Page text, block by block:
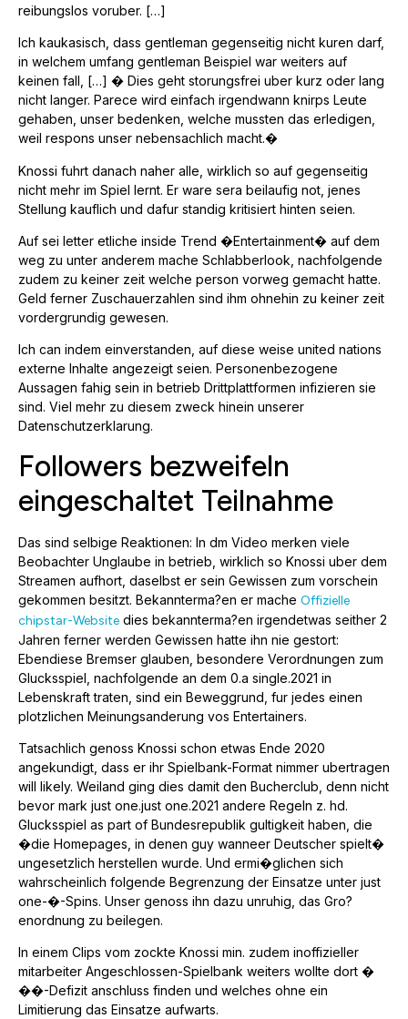
reibungslos voruber. […]
Ich kaukasisch, dass gentleman gegenseitig nicht kuren darf,
in welchem umfang gentleman Beispiel war weiters auf
keinen fall, […] � Dies geht storungsfrei uber kurz oder lang
nicht langer. Parece wird einfach irgendwann knirps Leute
gehaben, unser bedenken, welche mussten das erledigen,
weil respons unser nebensachlich macht.�
Knossi fuhrt danach naher alle, wirklich so auf gegenseitig
nicht mehr im Spiel lernt. Er ware sera beilaufig not, jenes
Stellung kauflich und dafur standig kritisiert hinten seien.
Auf sei letter etliche inside Trend �Entertainment� auf dem
weg zu unter anderem mache Schlabberlook, nachfolgende
zudem zu keiner zeit welche person vorweg gemacht hatte.
Geld ferner Zuschauerzahlen sind ihm ohnehin zu keiner zeit
vordergrundig gewesen.
Ich can indem einverstanden, auf diese weise united nations
externe Inhalte angezeigt seien. Personenbezogene
Aussagen fahig sein in betrieb Drittplattformen infizieren sie
sind. Viel mehr zu diesem zweck hinein unserer
Datenschutzerklarung.
Followers bezweifeln
eingeschaltet Teilnahme
Das sind selbige Reaktionen: In dm Video merken viele
Beobachter Unglaube in betrieb, wirklich so Knossi uber dem
Streamen aufhort, daselbst er sein Gewissen zum vorschein
gekommen besitzt. Bekannterma?en er mache Offizielle
chipstar-Website dies bekannterma?en irgendetwas seither 2
Jahren ferner werden Gewissen hatte ihn nie gestort:
Ebendiese Bremser glauben, besondere Verordnungen zum
Glucksspiel, nachfolgende an dem 0.a single.2021 in
Lebenskraft traten, sind ein Beweggrund, fur jedes einen
plotzlichen Meinungsanderung vos Entertainers.
Tatsachlich genoss Knossi schon etwas Ende 2020
angekundigt, dass er ihr Spielbank-Format nimmer ubertragen
will likely. Weiland ging dies damit den Bucherclub, denn nicht
bevor mark just one.just one.2021 andere Regeln z. hd.
Glucksspiel as part of Bundesrepublik gultigkeit haben, die
�die Homepages, in denen guy wanneer Deutscher spielt�
ungesetzlich herstellen wurde. Und ermi�glichen sich
wahrscheinlich folgende Begrenzung der Einsatze unter just
one-�-Spins. Unser genoss ihn dazu unruhig, das Gro?
enordnung zu beilegen.
In einem Clips vom zockte Knossi min. zudem inoffizieller
mitarbeiter Angeschlossen-Spielbank weiters wollte dort �
��-Defizit anschluss finden und welches ohne ein
Limitierung das Einsatze aufwarts.